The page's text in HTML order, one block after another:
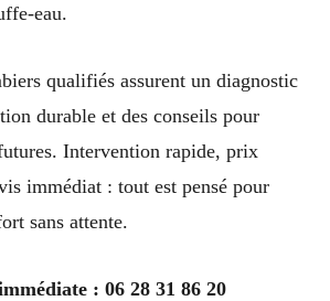
eau.
qualifiés assurent un diagnostic
durable et des conseils pour
Intervention rapide, prix
immédiat : tout est pensé pour
sans attente.
: 06 28 31 86 20